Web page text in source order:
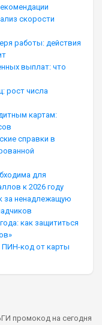
скорости
работы: действия
выплат: что
рост числа
картам:
справки в
для
к 2026 году
ненадлежащую
как защититься
ПИН-код от карты
промокод на сегодня